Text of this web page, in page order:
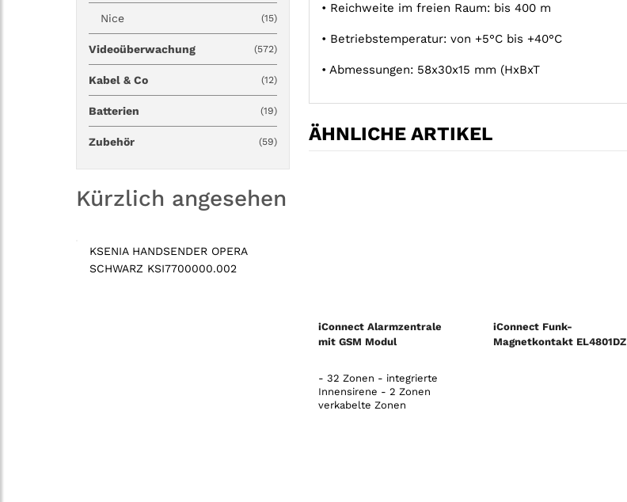
Nice (15)
Videoüberwachung (572)
Kabel & Co (12)
Batterien (19)
Zubehör (59)
Kürzlich angesehen
KSENIA HANDSENDER OPERA
SCHWARZ KSI7700000.002
• Reichweite im freien Raum: bis 400 m
• Betriebstemperatur: von +5°C bis +40°C
• Abmessungen: 58x30x15 mm (HxBxT
ÄHNLICHE ARTIKEL
iConnect Alarmzentrale
mit GSM Modul
- 32 Zonen - integrierte
Innensirene - 2 Zonen
verkabelte Zonen
iConnect Funk-
Magnetkontakt EL4801DZ